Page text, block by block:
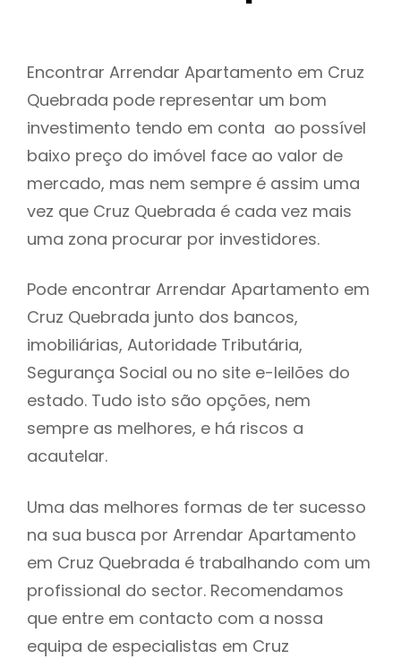
Encontrar Arrendar Apartamento em Cruz
Quebrada pode representar um bom
investimento tendo em conta ao possível
baixo preço do imóvel face ao valor de
mercado, mas nem sempre é assim uma
vez que Cruz Quebrada é cada vez mais
uma zona procurar por investidores.
Pode encontrar Arrendar Apartamento em
Cruz Quebrada junto dos bancos,
imobiliárias, Autoridade Tributária,
Segurança Social ou no site e-leilões do
estado. Tudo isto são opções, nem
sempre as melhores, e há riscos a
acautelar.
Uma das melhores formas de ter sucesso
na sua busca por Arrendar Apartamento
em Cruz Quebrada é trabalhando com um
profissional do sector. Recomendamos
que entre em contacto com a nossa
equipa de especialistas em Cruz